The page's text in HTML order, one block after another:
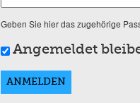
Geben Sie hier das zugehörige
Angemeldet